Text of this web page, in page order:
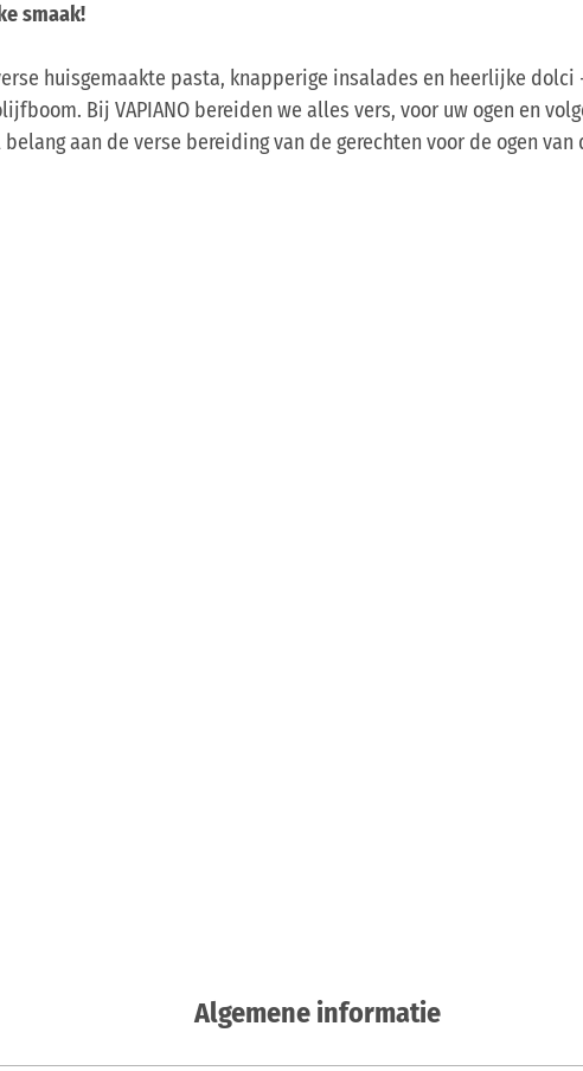
smaak!
huisgemaakte pasta, knapperige insalades en heerlijke
Bij VAPIANO bereiden we alles vers, voor uw ogen en
aan de verse bereiding van de gerechten voor de ogen van
Algemene informatie